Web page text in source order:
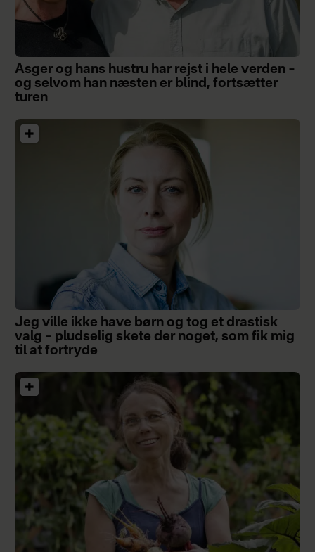
Asger og hans hustru har rejst i hele verden –
og selvom han næsten er blind, fortsætter
turen
Jeg ville ikke have børn og tog et drastisk
valg – pludselig skete der noget, som fik mig
til at fortryde